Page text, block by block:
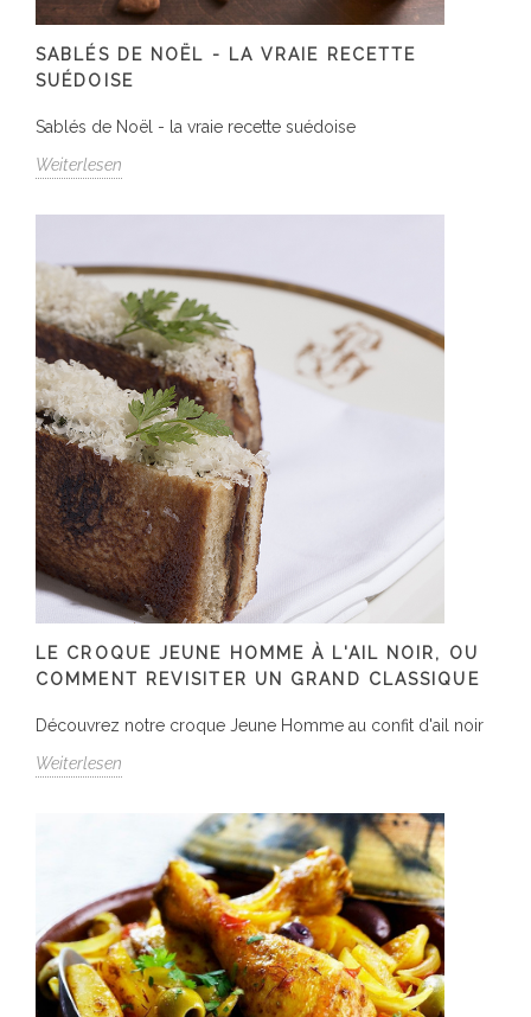
SABLÉS DE NOËL - LA VRAIE RECETTE
SUÉDOISE
Sablés de Noël - la vraie recette suédoise
Weiterlesen
LE CROQUE JEUNE HOMME À L'AIL NOIR, OU
COMMENT REVISITER UN GRAND CLASSIQUE
Découvrez notre croque Jeune Homme au confit d'ail noir
Weiterlesen